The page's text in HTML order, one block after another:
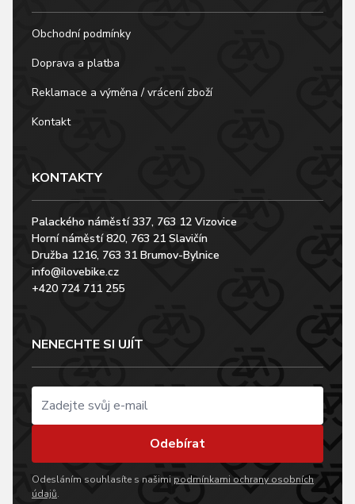
Obchodní podmínky
Doprava a platba
Reklamace a výměna / vrácení zboží
Kontakt
KONTAKTY
Palackého náměstí 337, 763 12 Vizovice
Horní náměstí 820, 763 21 Slavičín
Družba 1216, 763 31 Brumov-Bylnice
info@ilovebike.cz
+420 724 711 255
NENECHTE SI UJÍT
Odebírat
Odesláním souhlasíte s našimi podmínkami ochrany osobních
údajů.